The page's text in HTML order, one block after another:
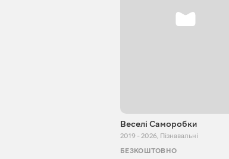
Веселі Саморобки
2019 - 2026, Пізнавальні
БЕЗКОШТОВНО